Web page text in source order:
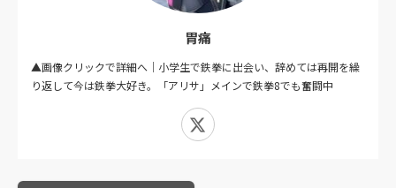
胃痛
▲画像クリックで詳細へ｜小学生で鉄拳に出会い、辞めては再開を繰
り返して今は鉄拳大好き。「アリサ」メインで鉄拳8でも奮闘中
X